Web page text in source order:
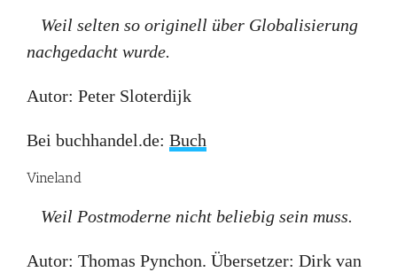
Weil selten so originell über Globalisierung
nachgedacht wurde.
Autor: Peter Sloterdijk
Bei buchhandel.de: Buch
Vineland
Weil Postmoderne nicht beliebig sein muss.
Autor: Thomas Pynchon. Übersetzer: Dirk van